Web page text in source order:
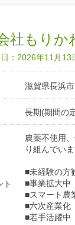
社もりか
：2026年11月
滋賀県長浜市
長期(期間の
ト
農薬不使用
り組んでい
■未経験の方
■事業拡大中
■スマート農
■六次産業化
■若手活躍中